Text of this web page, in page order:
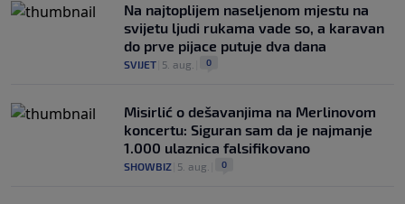
Na najtoplijem naseljenom mjestu na
svijetu ljudi rukama vade so, a karavan
do prve pijace putuje dva dana
SVIJET 5. aug. 0
Misirlić o dešavanjima na Merlinovom
koncertu: Siguran sam da je najmanje
1.000 ulaznica falsifikovano
SHOWBIZ 5. aug. 0